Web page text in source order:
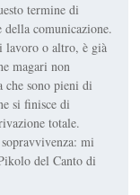
termine di
comunicazione.
lavoro o altro, è già
magari non
che sono pieni di
si finisce di
totale.
mi
del Canto di